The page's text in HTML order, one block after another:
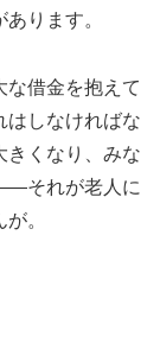
ります。
な借金を抱えて
はしなければな
きくなり、みな
それが老人に
。